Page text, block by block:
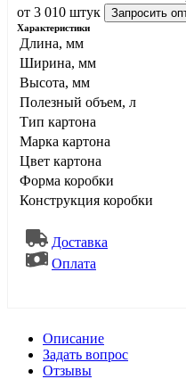
Характеристики
Длина, мм
Ширина, мм
Высота, мм
Полезный объем, л
Тип картона
Марка картона
Цвет картона
Форма коробки
Конструкция коробки
Доставка
Оплата
от 3 010 штук
Запросить
Описание
Задать вопрос
Отзывы